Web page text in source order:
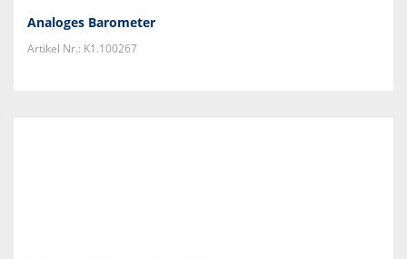
Analoges Barometer
Artikel Nr.: K1.100267